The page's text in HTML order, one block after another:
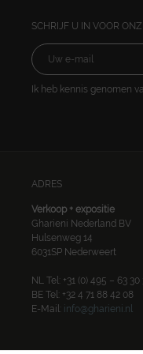
SCHRIJF U IN VOOR
Ik heb kennis genomen
ADRES
Verkoop + expositie
Gharieni Nederland BV
Hulsenweg 14
6031SP Nederweert
NL Tel: +31 (0) 495 – 63 30
BE Tel: +32 4 71 88 42 08
E-Mail: info@gharieni.nl